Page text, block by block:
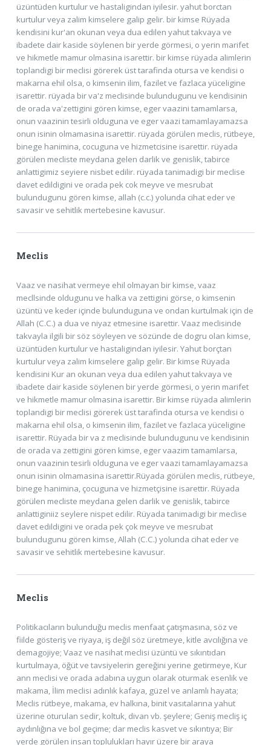
üzüntüden kurtulur ve hastaligindan iyilesir. yahut borctan
kurtulur veya zalim kimselere galip gelir. bir kimse Rüyada
kendisini kur'an okunan veya dua edilen yahut takvaya ve
ibadete dair kaside söylenen bir yerde görmesi, o yerin marifet
ve hikmetle mamur olmasina isarettir. bir kimse rüyada alimlerin
toplandigi bir meclisi görerek üst tarafinda otursa ve kendisi o
makarna ehil olsa, o kimsenin ilim, fazilet ve fazlaca yüceligine
isarettir. rüyada bir va'z meclisinde bulundugunu ve kendisinin
de orada va'zettigini gören kimse, eger vaazini tamamlarsa,
onun vaazinin tesirli olduguna ve eger vaazi tamamlayamazsa
onun isinin olmamasina isarettir. rüyada görülen meclis, rütbeye,
binege hanimina, cocuguna ve hizmetcisine isarettir. rüyada
görülen mecliste meydana gelen darlik ve genislik, tabirce
anlattigimiz seyiere nisbet edilir. rüyada tanimadigi bir meclise
davet edildigini ve orada pek cok meyve ve mesrubat
bulundugunu gören kimse, allah (c.c.) yolunda cihat eder ve
savasir ve sehitlik mertebesine kavusur.
Meclis
Vaaz ve nasihat vermeye ehil olmayan bir kimse, vaaz
mecllsinde oldugunu ve halka va zettigini görse, o kimsenin
üzüntü ve keder içinde bulunduguna ve ondan kurtulmak için de
Allah (C.C.) a dua ve niyaz etmesine isarettir. Vaaz meclisinde
takvayla ilgili bir söz söyleyen ve sözünde de dogru olan kimse,
üzüntüden kurtulur ve hastaligindan iyilesir. Yahut borçtan
kurtulur veya zalim kimselere galip gelir. Bir kimse Rüyada
kendisini Kur an okunan veya dua edilen yahut takvaya ve
ibadete dair kaside söylenen bir yerde görmesi, o yerin marifet
ve hikmetle mamur olmasina isarettir. Bir kimse rüyada alimlerin
toplandigi bir meclisi görerek üst tarafinda otursa ve kendisi o
makarna ehil olsa, o kimsenin ilim, fazilet ve fazlaca yüceligine
isarettir. Rüyada bir va z meclisinde bulundugunu ve kendisinin
de orada va zettigini gören kimse, eger vaazim tamamlarsa,
onun vaazinin tesirli olduguna ve eger vaazi tamamlayamazsa
onun isinin olmamasina isarettir.Rüyada görülen meclis, rütbeye,
binege hanimina, çocuguna ve hizmetçisine isarettir. Rüyada
görülen mecliste meydana gelen darlik ve genislik, tabirce
anlattiginiiz seylere nispet edilir. Rüyada tanimadigi bir meclise
davet edildigini ve orada pek çok meyve ve mesrubat
bulundugunu gören kimse, Allah (C.C.) yolunda cihat eder ve
savasir ve sehitlik mertebesine kavusur.
Meclis
Politikacıların bulunduğu meclis menfaat çatışmasına, söz ve
fiilde gösteriş ve riyaya, iş değil söz üretmeye, kitle avcılığına ve
demagojiye; Vaaz ve nasihat meclisi üzüntü ve sıkıntıdan
kurtulmaya, öğüt ve tavsiyelerin gereğini yerine getirmeye, Kur
ann meclisi ve orada adabına uygun olarak oturmak esenlik ve
makama, İlim meclisi adınlık kafaya, güzel ve anlamlı hayata;
Meclis rütbeye, makama, ev halkına, binit vasıtalarına yahut
üzerine oturulan sedir, koltuk, divan vb. şeylere; Geniş mecliş iç
aydınlığına ve bol geçime; dar meclis kasvet ve sıkıntıya; Bir
yerde görülen insan toplulukları hayır üzere bir araya